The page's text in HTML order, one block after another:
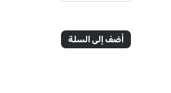
أضف إلى السلة